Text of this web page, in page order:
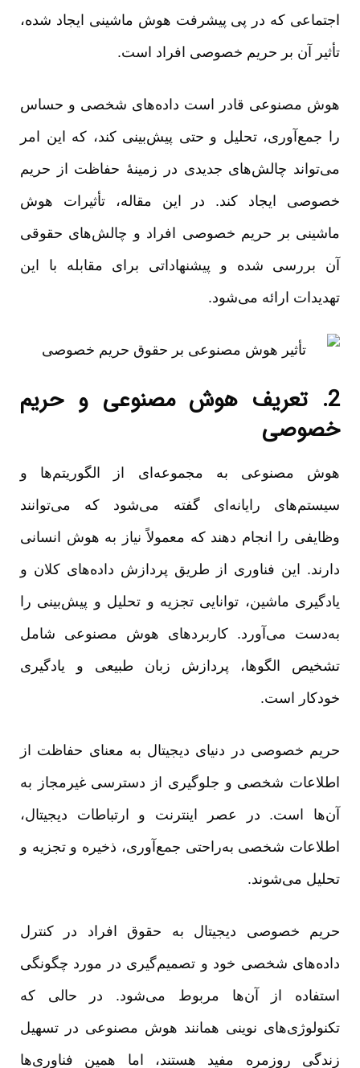
اجتماعی که در پی پیشرفت هوش ماشینی ایجاد شده،
تأثیر آن بر حریم خصوصی افراد است.
هوش مصنوعی قادر است داده‌های شخصی و حساس
را جمع‌آوری، تحلیل و حتی پیش‌بینی کند، که این امر
می‌تواند چالش‌های جدیدی در زمینۀ حفاظت از حریم
خصوصی ایجاد کند. در این مقاله، تأثیرات هوش
ماشینی بر حریم خصوصی افراد و چالش‌های حقوقی
آن بررسی شده و پیشنهاداتی برای مقابله با این
تهدیدات ارائه می‌شود.
2. تعریف هوش مصنوعی و حریم
خصوصی
هوش مصنوعی به مجموعه‌ای از الگوریتم‌ها و
سیستم‌های رایانه‌ای گفته می‌شود که می‌توانند
وظایفی را انجام دهند که معمولاً نیاز به هوش انسانی
دارند. این فناوری از طریق پردازش داده‌های کلان و
یادگیری ماشین، توانایی تجزیه و تحلیل و پیش‌بینی را
به‌دست می‌آورد. کاربردهای هوش مصنوعی شامل
تشخیص الگوها، پردازش زبان طبیعی و یادگیری
خودکار است.
حریم خصوصی در دنیای دیجیتال به معنای حفاظت از
اطلاعات شخصی و جلوگیری از دسترسی غیرمجاز به
آن‌ها است. در عصر اینترنت و ارتباطات دیجیتال،
اطلاعات شخصی به‌راحتی جمع‌آوری، ذخیره و تجزیه و
تحلیل می‌شوند.
حریم خصوصی دیجیتال به حقوق افراد در کنترل
داده‌های شخصی خود و تصمیم‌گیری در مورد چگونگی
استفاده از آن‌ها مربوط می‌شود. در حالی که
تکنولوژی‌های نوینی همانند هوش مصنوعی در تسهیل
زندگی روزمره مفید هستند، اما همین فناوری‌ها